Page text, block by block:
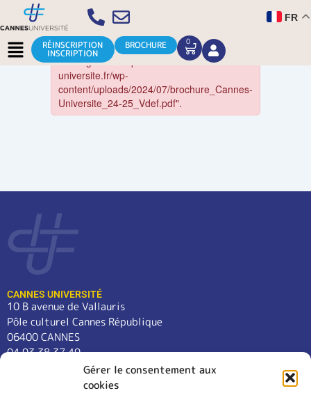
Gérer le consentement aux
cookies
Aller
au
contenu
FR
Menu RÉINSCRIPTION
INSCRIPTION
BROCHURE 0
CART
CANNES UNIVERSITÉ
10 B avenue de Vallauris
Pôle culturel Cannes République
06400 CANNES
04 93 38 37 49
contact@cannes-universite.fr